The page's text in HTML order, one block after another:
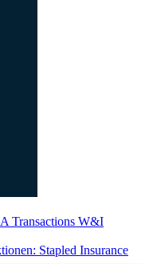
Transactions W&I
Stapled Insurance